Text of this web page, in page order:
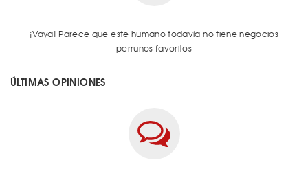
¡Vaya! Parece que este humano todavía no tiene negocios
perrunos favoritos
ÚLTIMAS OPINIONES